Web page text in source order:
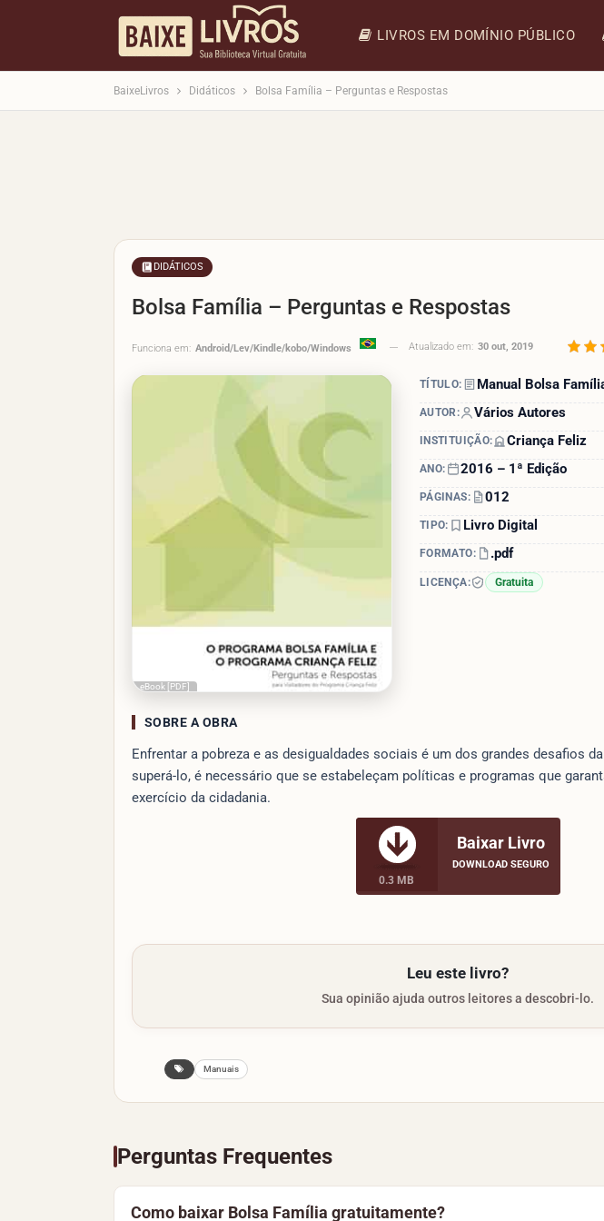
LIVROS EM DOMÍNIO PÚBLICO
BaixeLivros Didáticos Bolsa Família – Perguntas e Respostas
DIDÁTICOS
Bolsa Família – Perguntas e Respostas
Funciona em: Android/Lev/Kindle/kobo/Windows Atualizado em: 30 out, 2019
eBook [PDF]
TÍTULO: Manual Bolsa
AUTOR: Vários Autores
INSTITUIÇÃO: Criança Feliz
ANO: 2016 – 1ª Edição
PÁGINAS: 012
TIPO: Livro Digital
FORMATO: .pdf
LICENÇA: Gratuita
SOBRE A OBRA
Enfrentar a pobreza e as desigualdades sociais é um dos grandes desafios
superá-lo, é necessário que se estabeleçam políticas e programas que
exercício da cidadania.
0.3 MB
Baixar Livro
DOWNLOAD SEGURO
Leu este livro?
Sua opinião ajuda outros leitores a descobri-lo.
Manuais
Perguntas Frequentes
Como baixar Bolsa Família gratuitamente?